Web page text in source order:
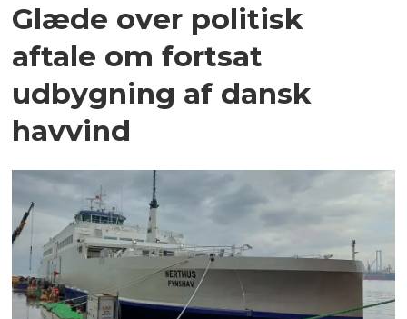
Glæde over politisk
aftale om fortsat
udbygning af dansk
havvind